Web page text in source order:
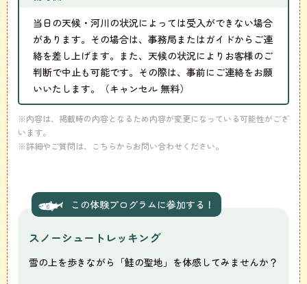
当日の天候・河川の状況によっては受入ができない場合
があります。その場合は、事務局またはガイドからご連
絡を差し上げます。また、天候の状況によりお客様のご
判断で中止も可能です。その際は、事前にご連絡をお願
いいたします。（キャンセル 無料）
※内容は、掲載時の内容となるため内容が変更になっている可能性がござ
います。
※詳細やご質問は、こちらからお問い合わせください。
この体験プログラムに参加する！
スノーシュートレッキング
雪の上を歩きながら「鮭の聖地」を体感してみませんか？